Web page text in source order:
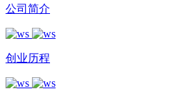
公司简介
创业历程